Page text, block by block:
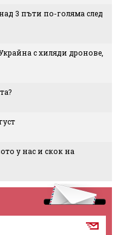
3 пъти по-голяма след
с хиляди дронове,
у нас и скок на